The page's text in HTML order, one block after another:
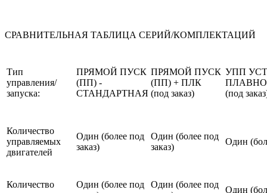
СРАВНИТЕЛЬНАЯ ТАБЛИЦА СЕРИЙ/КОМПЛЕКТАЦИЙ
Тип
управления/
запуска:
ПРЯМОЙ ПУСК
(ПП) -
СТАНДАРТНАЯ
ПРЯМОЙ ПУСК
(ПП) + ПЛК
(под заказ)
УПП
(под
Количество
управляемых
двигателей
Один (более под
заказ)
Один (более под
заказ)
Один
Количество
Один (более под
Один (более под
Один